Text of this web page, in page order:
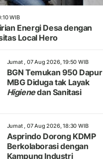
WIB
Energi Desa dengan
Local Hero
Jumat , 07 Aug 2026, 19:50 WIB
BGN Temukan 950 Dapur
MBG Diduga tak Layak
Higienedan Sanitasi
Jumat , 07 Aug 2026, 18:30 WIB
Asprindo Dorong KDMP
Berkolaborasi dengan
Kampung Industri